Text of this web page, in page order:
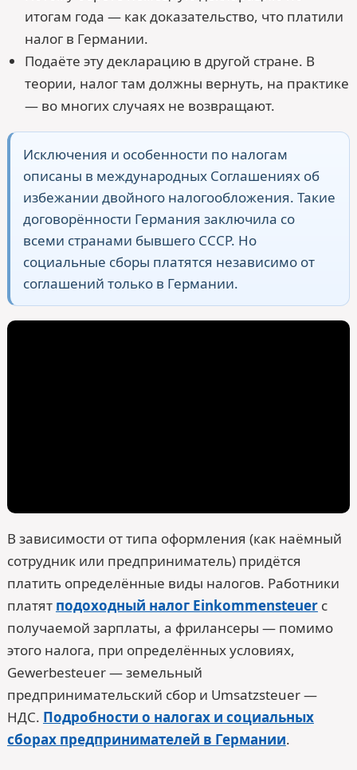
итогам года — как доказательство, что платили
налог в Германии.
Подаёте эту декларацию в другой стране. В
теории, налог там должны вернуть, на практике
— во многих случаях не возвращают.
Исключения и особенности по налогам
описаны в международных Соглашениях об
избежании двойного налогообложения. Такие
договорённости Германия заключила со
всеми странами бывшего СССР. Но
социальные сборы платятся независимо от
соглашений только в Германии.
В зависимости от типа оформления (как наёмный
сотрудник или предприниматель) придётся
платить определённые виды налогов. Работники
платят подоходный налог Einkommensteuerс
получаемой зарплаты, а фрилансеры — помимо
этого налога, при определённых условиях,
Gewerbesteuer — земельный
предпринимательский сбор и Umsatzsteuer —
НДС. Подробности о налогах и социальных
сборах предпринимателей в Германии.